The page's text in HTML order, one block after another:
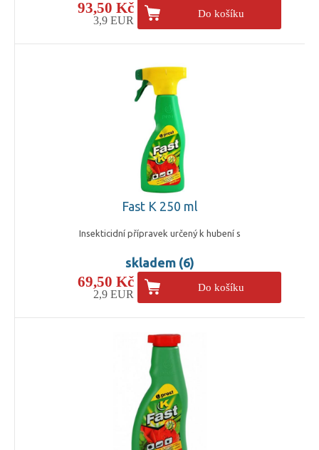
93,50 Kč
3,9 EUR
Do košíku
Fast K 250 ml
Insekticidní přípravek určený k hubení s
skladem (6)
69,50 Kč
2,9 EUR
Do košíku